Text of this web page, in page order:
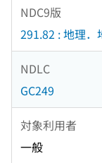
NDC9版
291.82 : 地理
NDLC
GC249
対象利用者
一般